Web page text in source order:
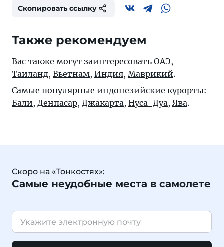
Скопировать ссылку
Также рекомендуем
Вас также могут заинтересовать ОАЭ,
Таиланд, Вьетнам, Индия, Маврикий.
Самые популярные индонезийские курорты:
Бали, Денпасар, Джакарта, Нуса-Дуа, Ява.
Скоро на «Тонкостях»:
Самые неудобные места в самолете